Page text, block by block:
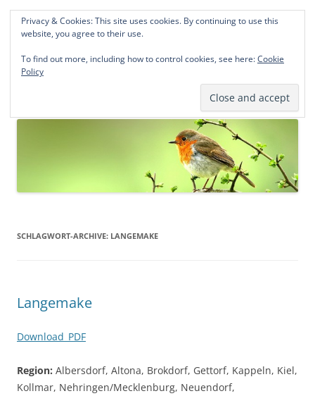
Norddeutsche Genealogien
Michael Kohlhaas und Jens Kirchhoff
springen
SCHLAGWORT-ARCHIVE: LANGEMAKE
Langemake
Download_PDF
Region: Albersdorf, Altona, Brokdorf, Gettorf, Kappeln, Kiel,
Kollmar, Nehringen/Mecklenburg, Neuendorf,
Privacy & Cookies: This site uses cookies. By continuing to use this
website, you agree to their use.
To find out more, including how to control cookies, see here:Cookie
Policy